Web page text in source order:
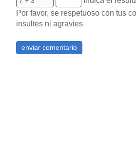
Por favor, se respetuoso con tus
insultes ni agravies.